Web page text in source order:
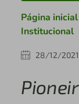
Página inicial
Institucional
28/12/2021